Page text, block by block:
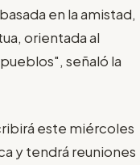
en la amistad,
orientada al
señaló la
este miércoles
y tendrá reuniones